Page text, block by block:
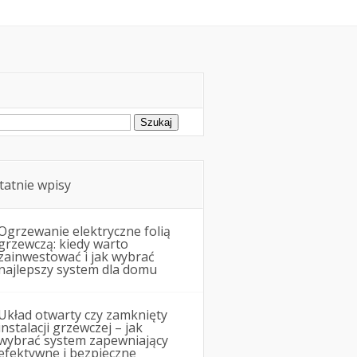
wpisy
elektryczne folią
kiedy warto
i jak wybrać
system dla domu
otwarty czy zamknięty
grzewczej – jak
system zapewniający
i bezpieczne